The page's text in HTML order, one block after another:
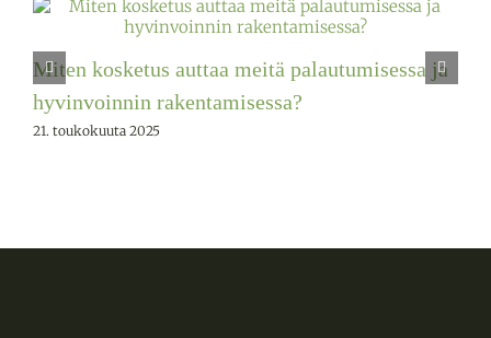
Miten kosketus auttaa meitä palautumisessa ja
hyvinvoinnin rakentamisessa?
21. toukokuuta 2025